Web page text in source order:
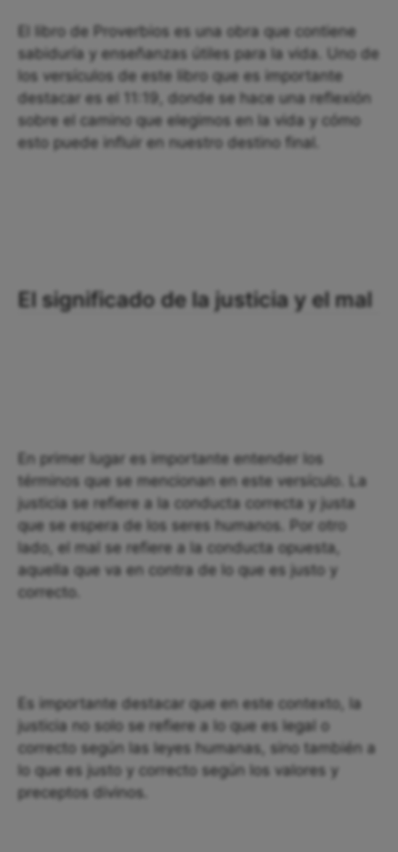
El libro de Proverbios es una obra que contiene
sabiduría y enseñanzas útiles para la vida. Uno de
los versículos de este libro que es importante
destacar es el 11:19, donde se hace una reflexión
sobre el camino que elegimos en la vida y cómo
esto puede influir en nuestro destino final.
El significado de la justicia y el mal
En primer lugar es importante entender los
términos que se mencionan en este versículo. La
justicia se refiere a la conducta correcta y justa
que se espera de los seres humanos. Por otro
lado, el mal se refiere a la conducta opuesta,
aquella que va en contra de lo que es justo y
correcto.
Es importante destacar que en este contexto, la
justicia no solo se refiere a lo que es legal o
correcto según las leyes humanas, sino también a
lo que es justo y correcto según los valores y
preceptos divinos.